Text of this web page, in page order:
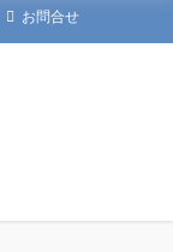
お問合せ